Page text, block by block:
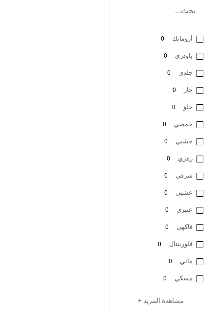
أروماتك 0
باودري 0
جلدي 0
حار 0
حلو 0
حمضي 0
خشبي 0
زهري 0
شرقي 0
عشبي 0
عنبري 0
فاكهي 0
فلورينتال 0
مائي 0
مسكي 0
مشاهدة المزيد +